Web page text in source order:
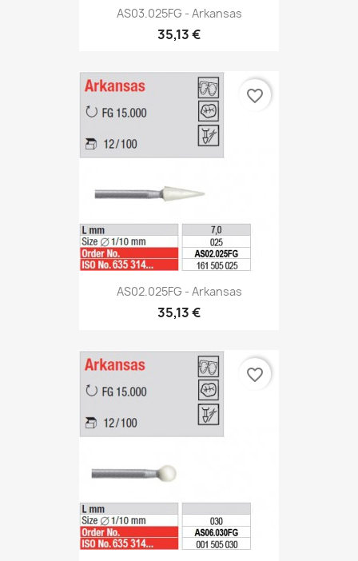
AS03.025FG - Arkansas
35,13 €
AS02.025FG - Arkansas
35,13 €
favorite_border
favorite_border